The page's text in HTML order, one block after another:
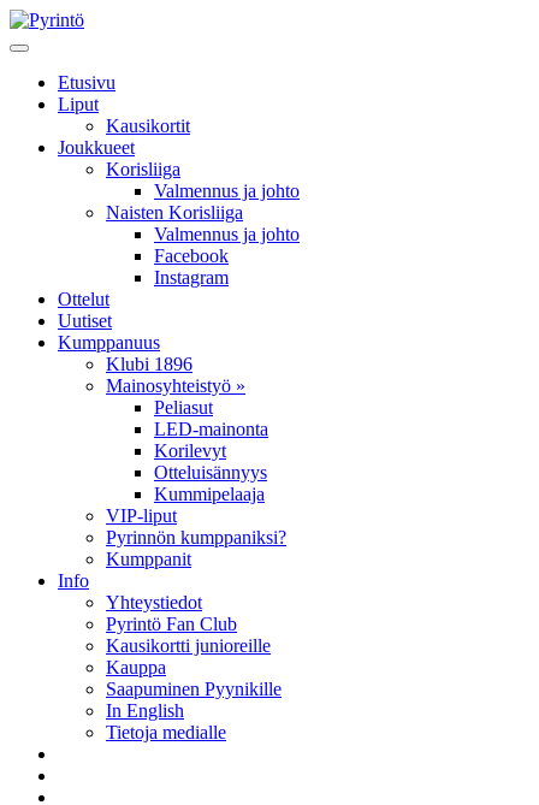
Etusivu
Liput
Kausikortit
Joukkueet
Korisliiga
Valmennus ja johto
Naisten Korisliiga
Valmennus ja johto
Facebook
Instagram
Ottelut
Uutiset
Kumppanuus
Klubi 1896
Mainosyhteistyö »
Peliasut
LED-mainonta
Korilevyt
Otteluisännyys
Kummipelaaja
VIP-liput
Pyrinnön kumppaniksi?
Kumppanit
Info
Yhteystiedot
Pyrintö Fan Club
Kausikortti junioreille
Kauppa
Saapuminen Pyynikille
In English
Tietoja medialle